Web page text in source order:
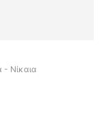
- Νίκαια